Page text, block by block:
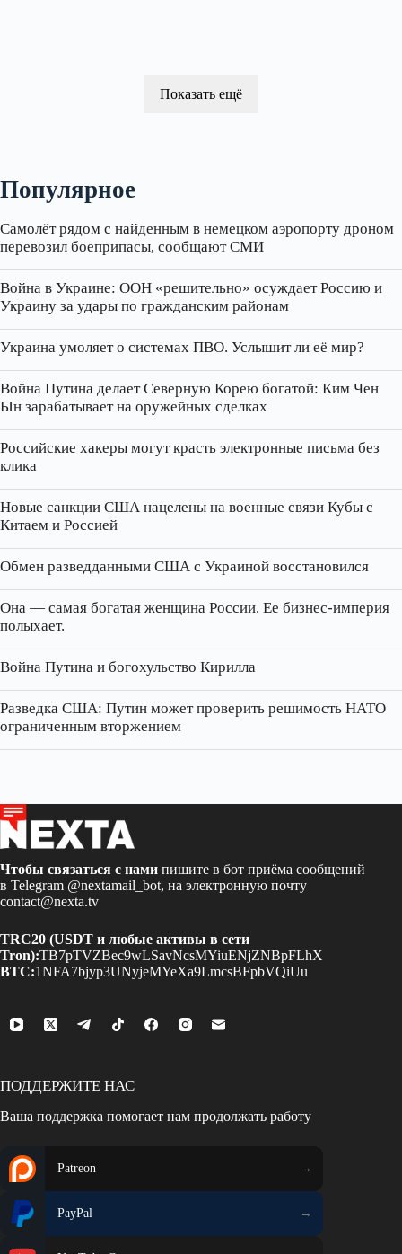
Показать ещё
Популярное
Самолёт рядом с найденным в немецком аэропорту дроном
перевозил боеприпасы, сообщают СМИ
Война в Украине: ООН «решительно» осуждает Россию и
Украину за удары по гражданским районам
Украина умоляет о системах ПВО. Услышит ли её мир?
Война Путина делает Северную Корею богатой: Ким Чен
Ын зарабатывает на оружейных сделках
Российские хакеры могут красть электронные письма без
клика
Новые санкции США нацелены на военные связи Кубы с
Китаем и Россией
Обмен разведданными США с Украиной восстановился
Она — самая богатая женщина России. Ее бизнес‑империя
полыхает.
Война Путина и богохульство Кирилла
Разведка США: Путин может проверить решимость НАТО
ограниченным вторжением
Чтобы связаться с нами пишите в бот приёма сообщений
в Telegram @nextamail_bot, на электронную почту
contact@nexta.tv
TRC20 (USDT и любые активы в сети
Tron):TB7pTVZBec9wLSavNcsMYiuENjZNBpFLhX
BTC:1NFA7bjyp3UNyjeMYeXa9LmcsBFpbVQiUu
ПОДДЕРЖИТЕ НАС
Ваша поддержка помогает нам продолжать работу
Patreon
PayPal